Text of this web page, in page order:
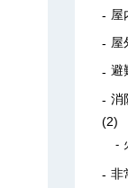
屋
屋
避
消
(2)
非